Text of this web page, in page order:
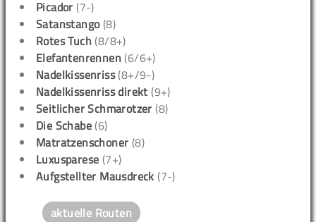
Picador (7-)
Satanstango(8)
Rotes Tuch (8/8+)
Elefantenrennen (6/6+)
Nadelkissenriss(8+/9-)
Nadelkissenriss direkt (9+)
Seitlicher Schmarotzer (8)
Die Schabe (6)
Matratzenschoner (8)
Luxusparese (7+)
Aufgstellter Mausdreck (7-)
aktuelle Routen